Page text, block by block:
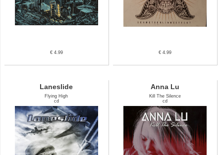
€ 4.99 € 4.99
Laneslide
Flying High
cd
Anna Lu
Kill The Silence
cd